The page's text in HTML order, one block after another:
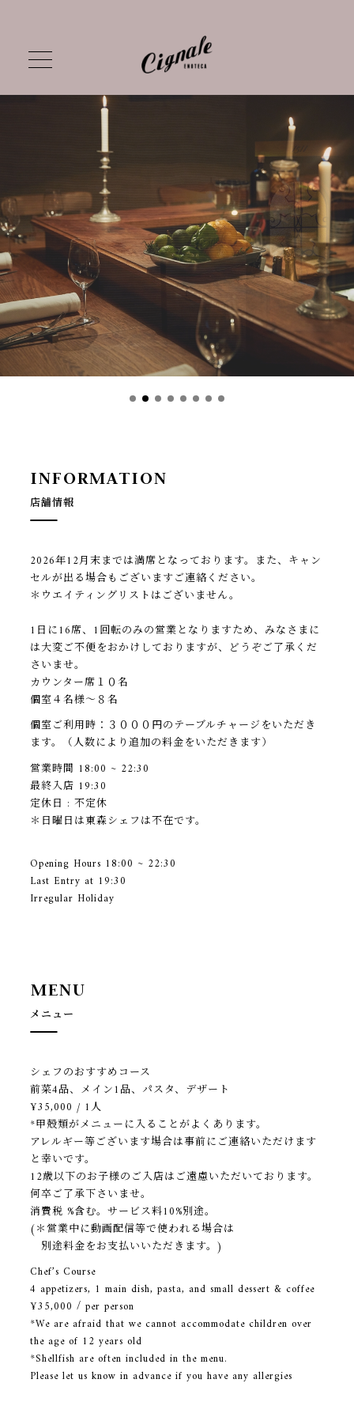
INFORMATION
店舗情報
2026年12月末までは満席となっております。また、キャン
セルが出る場合もございますご連絡ください。
＊ウエイティングリストはございません。
1日に16席、1回転のみの営業となりますため、みなさまに
は大変ご不便をおかけしておりますが、どうぞご了承くだ
さいませ。
カウンター席１０名
個室４名様〜８名
個室ご利用時：３０００円のテーブルチャージをいただき
ます。（人数により追加の料金をいただきます）
営業時間 18:00 ~ 22:30
最終入店 19:30
定休日 : 不定休
＊日曜日は東森シェフは不在です。
Opening Hours 18:00 ~ 22:30
Last Entry at 19:30
Irregular Holiday
MENU
メニュー
シェフのおすすめコース
前菜4品、メイン1品、パスタ、デザート
¥35,000 / 1人
*甲殻類がメニューに入ることがよくあります。
アレルギー等ございます場合は事前にご連絡いただけます
と幸いです。
12歳以下のお子様のご入店はご遠慮いただいております。
何卒ご了承下さいませ。
消費税 %含む。サービス料10%別途。
(＊営業中に動画配信等で使われる場合は
別途料金をお支払いいただきます。)
Chef’s Course
4 appetizers, 1 main dish, pasta, and small dessert & coffee
¥35,000 / per person
*We are afraid that we cannot accommodate children over
the age of 12 years old
*Shellfish are often included in the menu.
Please let us know in advance if you have any allergies